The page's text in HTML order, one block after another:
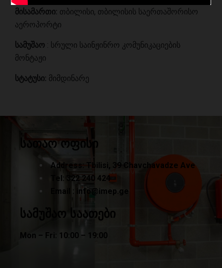
მისამართი: თბილისი, თბილისის საერთაშორისო
აეროპორტი
სამუშაო : სრული საინჟინრო კომუნიკაციების
მონტაჟი
სტატუსი: მიმდინარე
სათაო ოფისი
Address: Tbilisi, 39 Chavchavadze Ave
Tel: 322 240
424
Email : info@imep.ge
სამუშაო საათები
Mon – Fri: 10:00 – 19:00